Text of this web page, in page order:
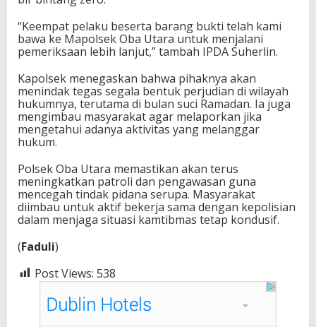
“Keempat pelaku beserta barang bukti telah kami
bawa ke Mapolsek Oba Utara untuk menjalani
pemeriksaan lebih lanjut,” tambah IPDA Suherlin.
Kapolsek menegaskan bahwa pihaknya akan
menindak tegas segala bentuk perjudian di wilayah
hukumnya, terutama di bulan suci Ramadan. Ia juga
mengimbau masyarakat agar melaporkan jika
mengetahui adanya aktivitas yang melanggar
hukum.
Polsek Oba Utara memastikan akan terus
meningkatkan patroli dan pengawasan guna
mencegah tindak pidana serupa. Masyarakat
diimbau untuk aktif bekerja sama dengan kepolisian
dalam menjaga situasi kamtibmas tetap kondusif.
(Faduli)
Post Views: 538